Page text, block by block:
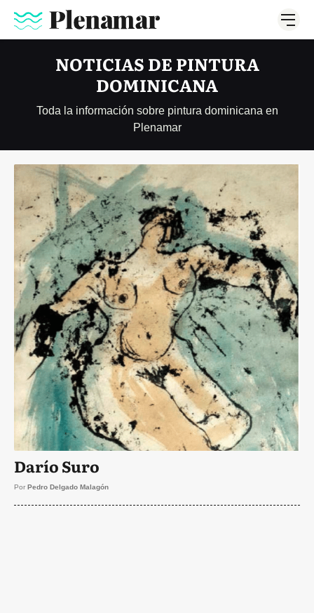
NOTICIAS DE PINTURA
DOMINICANA
Toda la información sobre pintura dominicana en
Plenamar
Darío Suro
Por Pedro Delgado Malagón